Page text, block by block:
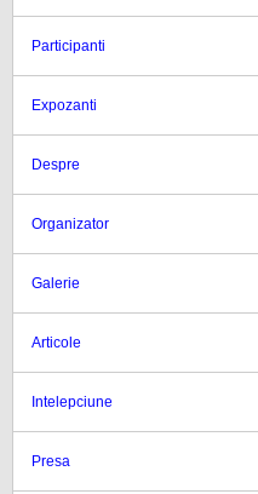
Participanti
Expozanti
Despre
Organizator
Galerie
Articole
Intelepciune
Presa